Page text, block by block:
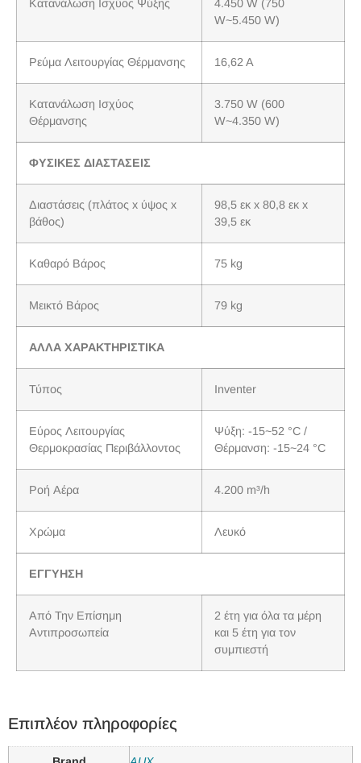
Κατανάλωση Ισχύος Ψύξης
4.450 W (750
W~5.450 W)
Ρεύμα Λειτουργίας Θέρμανσης 16,62 A
Κατανάλωση Ισχύος
Θέρμανσης
3.750 W (600
W~4.350 W)
ΦΥΣΙΚΕΣ ΔΙΑΣΤΑΣΕΙΣ
Διαστάσεις (πλάτος x ύψος x
βάθος)
98,5 εκ x 80,8 εκ x
39,5 εκ
Καθαρό Βάρος 75 kg
Μεικτό Βάρος 79 kg
ΑΛΛΑ ΧΑΡΑΚΤΗΡΙΣΤΙΚΑ
Τύπος Inventer
Εύρος Λειτουργίας
Θερμοκρασίας Περιβάλλοντος
Ψύξη: -15~52 °C /
Θέρμανση: -15~24 °C
Ροή Αέρα 4.200 m³/h
Χρώμα Λευκό
ΕΓΓΥΗΣΗ
Από Την Επίσημη
Αντιπροσωπεία
2 έτη για όλα τα μέρη
και 5 έτη για τον
συμπιεστή
Επιπλέον πληροφορίες